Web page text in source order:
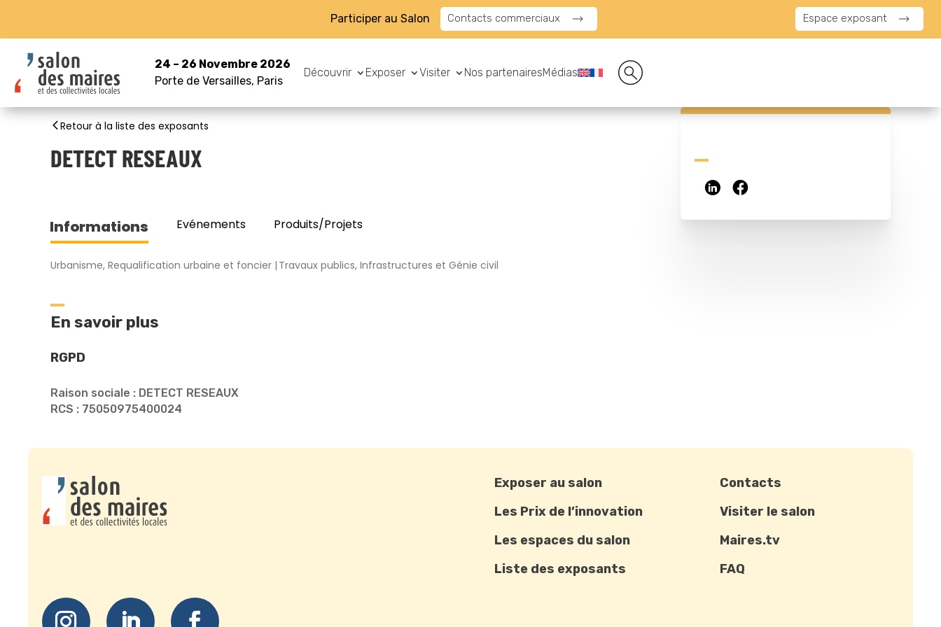
Participer au Salon Contacts commerciaux Espace exposant
24 – 26 Novembre 2026
Porte de Versailles, Paris
Découvrir Exposer Visiter Nos partenairesMédias
Retour à la liste des exposants
DETECT RESEAUX
Informations Evénements Produits/Projets
Urbanisme, Requalification urbaine et foncier Travaux publics, Infrastructures et Génie civil
En savoir plus
RGPD
Raison sociale : DETECT RESEAUX
RCS : 75050975400024
Exposer au salon
Les Prix de l’innovation
Les espaces du salon
Liste des exposants
Contacts
Visiter le salon
Maires.tv
FAQ